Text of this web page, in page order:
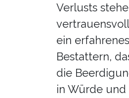
Verlusts
ein
Bestattern,
die
in Würde und